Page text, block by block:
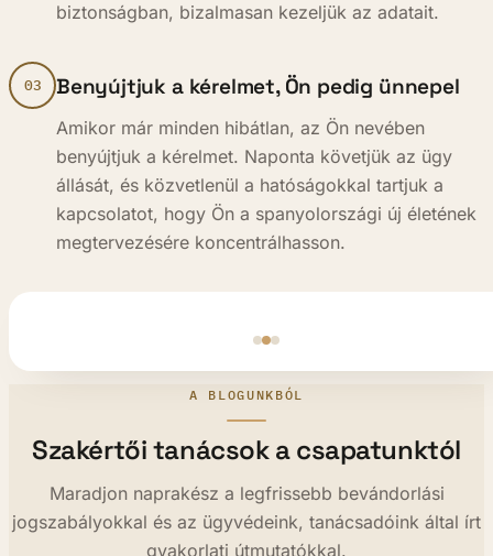
biztonságban, bizalmasan kezeljük az adatait.
03 Benyújtjuk a kérelmet, Ön pedig ünnepel
Amikor már minden hibátlan, az Ön nevében
benyújtjuk a kérelmet. Naponta követjük az ügy
állását, és közvetlenül a hatóságokkal tartjuk a
kapcsolatot, hogy Ön a spanyolországi új életének
megtervezésére koncentrálhasson.
A BLOGUNKBÓL
Szakértői tanácsok a csapatunktól
Maradjon naprakész a legfrissebb bevándorlási
jogszabályokkal és az ügyvédeink, tanácsadóink által írt
gyakorlati útmutatókkal.